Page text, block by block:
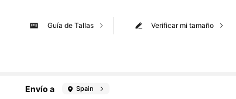
Verificar mi tamaño
Guía de Tallas
Envío a Spain